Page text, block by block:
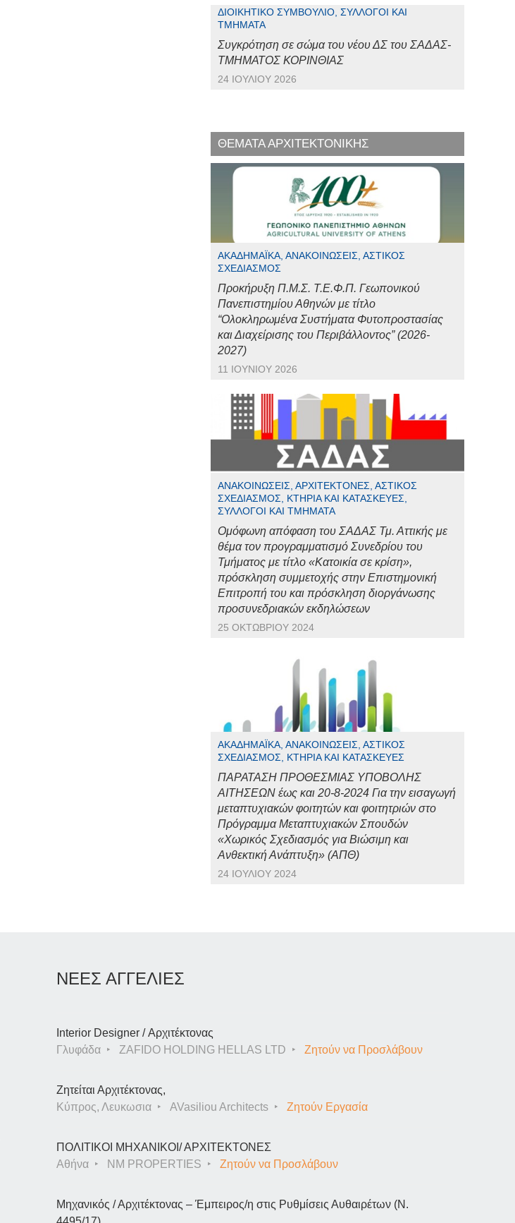
ΔΙΟΙΚΗΤΙΚΌ ΣΥΜΒΟΎΛΙΟ, ΣΎΛΛΟΓΟΙ ΚΑΙ
ΤΜΉΜΑΤΑ
Συγκρότηση σε σώμα του νέου ΔΣ του ΣΑΔΑΣ-
ΤΜΗΜΑΤΟΣ ΚΟΡΙΝΘΙΑΣ
24 ΙΟΥΛΊΟΥ 2026
ΘΕΜΑΤΑ ΑΡΧΙΤΕΚΤΟΝΙΚΗΣ
ΑΚΑΔΗΜΑΪΚΆ, ΑΝΑΚΟΙΝΏΣΕΙΣ, ΑΣΤΙΚΌΣ
ΣΧΕΔΙΑΣΜΌΣ
Προκήρυξη Π.Μ.Σ. Τ.Ε.Φ.Π. Γεωπονικού
Πανεπιστημίου Αθηνών με τίτλο
“Ολοκληρωμένα Συστήματα Φυτοπροστασίας
και Διαχείρισης του Περιβάλλοντος” (2026-
2027)
11 ΙΟΥΝΊΟΥ 2026
ΑΝΑΚΟΙΝΏΣΕΙΣ, ΑΡΧΙΤΈΚΤΟΝΕΣ, ΑΣΤΙΚΌΣ
ΣΧΕΔΙΑΣΜΌΣ, ΚΤΉΡΙΑ ΚΑΙ ΚΑΤΑΣΚΕΥΈΣ,
ΣΎΛΛΟΓΟΙ ΚΑΙ ΤΜΉΜΑΤΑ
Ομόφωνη απόφαση του ΣΑΔΑΣ Τμ. Αττικής με
θέμα τον προγραμματισμό Συνεδρίου του
Τμήματος με τίτλο «Κατοικία σε κρίση»,
πρόσκληση συμμετοχής στην Επιστημονική
Επιτροπή του και πρόσκληση διοργάνωσης
προσυνεδριακών εκδηλώσεων
25 ΟΚΤΩΒΡΊΟΥ 2024
ΑΚΑΔΗΜΑΪΚΆ, ΑΝΑΚΟΙΝΏΣΕΙΣ, ΑΣΤΙΚΌΣ
ΣΧΕΔΙΑΣΜΌΣ, ΚΤΉΡΙΑ ΚΑΙ ΚΑΤΑΣΚΕΥΈΣ
ΠΑΡΑΤΑΣΗ ΠΡΟΘΕΣΜΙΑΣ ΥΠΟΒΟΛΗΣ
ΑΙΤΗΣΕΩΝ έως και 20-8-2024 Για την εισαγωγή
μεταπτυχιακών φοιτητών και φοιτητριών στο
Πρόγραμμα Μεταπτυχιακών Σπουδών
«Χωρικός Σχεδιασμός για Βιώσιμη και
Ανθεκτική Ανάπτυξη» (ΑΠΘ)
24 ΙΟΥΛΊΟΥ 2024
ΝΕΕΣ ΑΓΓΕΛΙΕΣ
Interior Designer / Αρχιτέκτονας
Γλυφάδα
ZAFIDO HOLDING HELLAS LTD Ζητούν να Προσλάβουν
Ζητείται Αρχιτέκτονας,
Κύπρος, Λευκωσια
AVasiliou Architects Ζητούν Εργασία
ΠΟΛΙΤΙΚΟΙ ΜΗΧΑΝΙΚΟΙ/ ΑΡΧΙΤΕΚΤΟΝΕΣ
Αθήνα
NM PROPERTIES Ζητούν να Προσλάβουν
Μηχανικός / Αρχιτέκτονας – Έμπειρος/η στις Ρυθμίσεις Αυθαιρέτων (Ν.